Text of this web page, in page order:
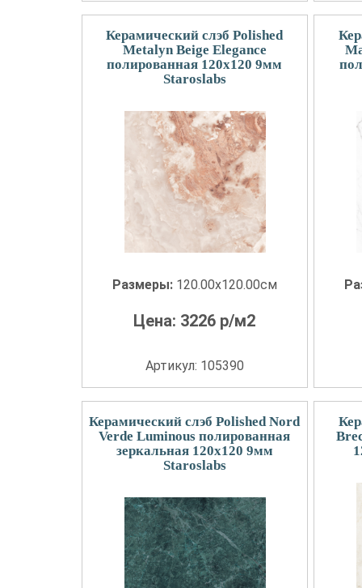
Керамический слэб Polished
Metalyn Beige Elegance
полированная 120x120 9мм
Staroslabs
Размеры: 120.00x120.00см
Цена: 3226 р/м2
Артикул: 105390
Керамический слэб Polished Nord
Verde Luminous полированная
зеркальная 120x120 9мм
Staroslabs